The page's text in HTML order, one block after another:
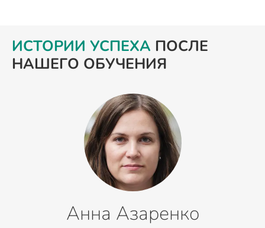
ИСТОРИИ УСПЕХА ПОСЛЕ
НАШЕГО ОБУЧЕНИЯ
Анна Азаренко